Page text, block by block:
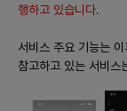
행하고 있습니다.
서비스 주요 기능는
참고하고 있는 서비스